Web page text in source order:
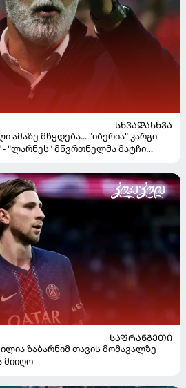
ᲡᲮᲕᲐᲓᲐᲡᲮᲕᲐ
ამაზე მწყდება... "იბერია" კარგი
- "ლარნეს" მწვრთნელმა მატჩი
ᲡᲐᲤᲠᲐᲜᲒᲔᲗᲘ
ზაბარნიმ თავის მომავალზე
მიიღო